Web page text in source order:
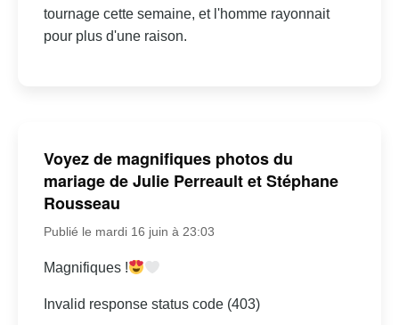
tournage cette semaine, et l'homme rayonnait
pour plus d'une raison.
Voyez de magnifiques photos du
mariage de Julie Perreault et Stéphane
Rousseau
Publié le mardi 16 juin à 23:03
Magnifiques !
Invalid response status code (403)